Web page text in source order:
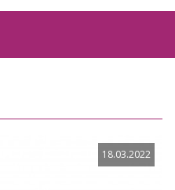
18.03.2022